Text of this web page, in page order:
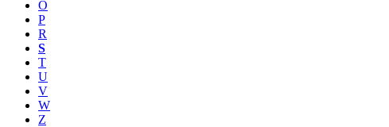
O
P
R
S
T
U
V
W
Z